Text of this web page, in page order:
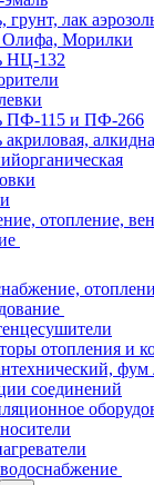
грунт, лак
Морилки
НЦ-132
ПФ-115 и ПФ-266
отопление,
отопления и
фум
соединений